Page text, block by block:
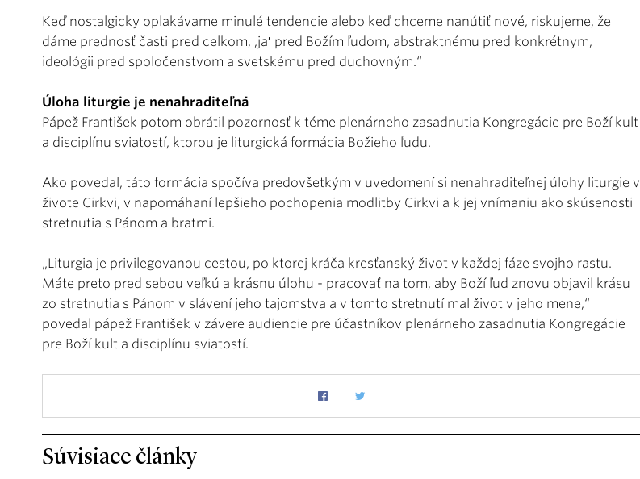
Keď nostalgicky oplakávame minulé tendencie alebo keď chceme nanútiť nové, riskujeme, že
dáme prednosť časti pred celkom, ,ja′ pred Božím ľudom, abstraktnému pred konkrétnym,
ideológii pred spoločenstvom a svetskému pred duchovným.“
Úloha liturgie je nenahraditeľná
Pápež František potom obrátil pozornosť k téme plenárneho zasadnutia Kongregácie pre Boží kult
a disciplínu sviatostí, ktorou je liturgická formácia Božieho ľudu.
Ako povedal, táto formácia spočíva predovšetkým v uvedomení si nenahraditeľnej úlohy liturgie v
živote Cirkvi, v napomáhaní lepšieho pochopenia modlitby Cirkvi a k jej vnímaniu ako skúsenosti
stretnutia s Pánom a bratmi.
„Liturgia je privilegovanou cestou, po ktorej kráča kresťanský život v každej fáze svojho rastu.
Máte preto pred sebou veľkú a krásnu úlohu - pracovať na tom, aby Boží ľud znovu objavil krásu
zo stretnutia s Pánom v slávení jeho tajomstva a v tomto stretnutí mal život v jeho mene,“
povedal pápež František v závere audiencie pre účastníkov plenárneho zasadnutia Kongregácie
pre Boží kult a disciplínu sviatostí.
Súvisiace články